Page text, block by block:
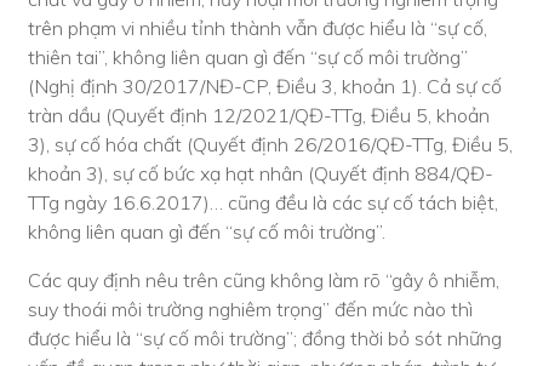
trên phạm vi nhiều tỉnh thành vẫn được hiểu là “sự cố,
thiên tai”, không liên quan gì đến “sự cố môi trường”
(Nghị định 30/2017/NĐ-CP, Điều 3, khoản 1). Cả sự cố
tràn dầu (Quyết định 12/2021/QĐ-TTg, Điều 5, khoản
3), sự cố hóa chất (Quyết định 26/2016/QĐ-TTg, Điều 5,
khoản 3), sự cố bức xạ hạt nhân (Quyết định 884/QĐ-
TTg ngày 16.6.2017)… cũng đều là các sự cố tách biệt,
không liên quan gì đến “sự cố môi trường”.
Các quy định nêu trên cũng không làm rõ “gây ô nhiễm,
suy thoái môi trường nghiêm trọng” đến mức nào thì
được hiểu là “sự cố môi trường”; đồng thời bỏ sót những